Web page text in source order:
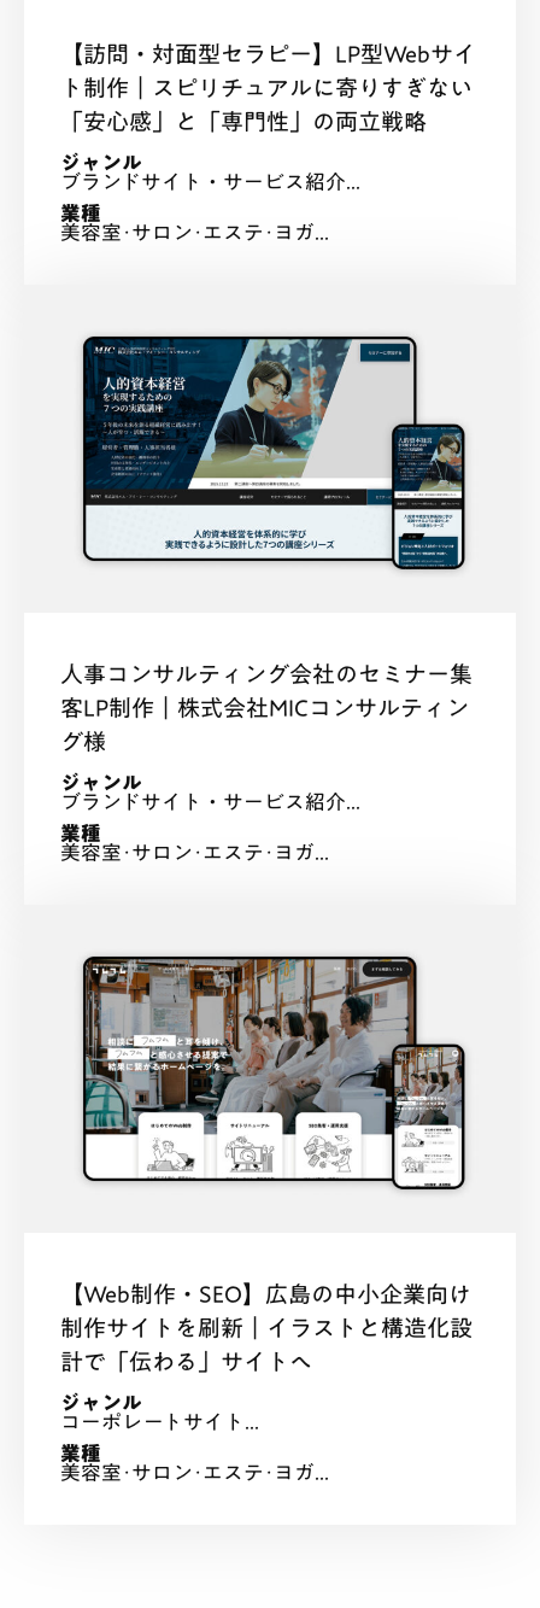
【訪問・対面型セラピー】LP型Webサイ
ト制作｜スピリチュアルに寄りすぎない
「安心感」と「専門性」の両立戦略
ジャンル
ブランドサイト・サービス紹介...
業種
美容室･サロン･エステ･ヨガ...
人事コンサルティング会社のセミナー集
客LP制作｜株式会社MICコンサルティン
グ様
ジャンル
ブランドサイト・サービス紹介...
業種
美容室･サロン･エステ･ヨガ...
【Web制作・SEO】広島の中小企業向け
制作サイトを刷新｜イラストと構造化設
計で「伝わる」サイトへ
ジャンル
コーポレートサイト...
業種
美容室･サロン･エステ･ヨガ...